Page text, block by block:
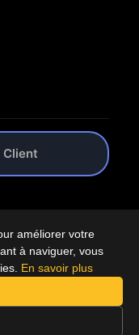
améliorer votre
à naviguer, vous
En savoir plus
Client
réservés.